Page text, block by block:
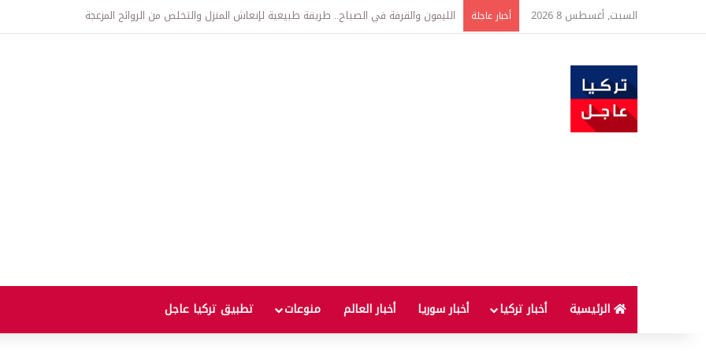
السبت, أغسطس 8 2026 أخبار عاجلة تفاصيل جديدة بعد توقيع اتفاقية الدفاع بين تركيا والسعودية وباكستان.. ما الهدف من التحالف الثلاثي؟
الرئيسية أخبار تركيا أخبار سوريا أخبار العالم منوعات تطبيق تركيا عاجل